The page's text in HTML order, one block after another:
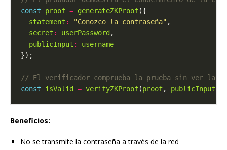
const proof = generateZKProof
statement : "Conozco la contraseña"
secret : userPassword
publicInput :
username
const isValid = verifyZKProof(proof, publicInput
Beneficios:
No se transmite la contraseña a través de la red